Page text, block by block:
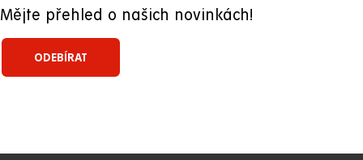
Mějte přehled o našich novinkách!